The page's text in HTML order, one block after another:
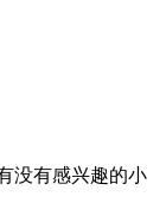
没有感兴趣的小